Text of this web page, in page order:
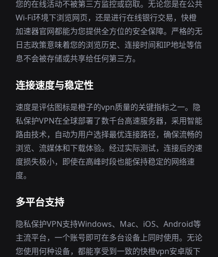
您的在线活动不被第三方监控或窃取。无论您是在公共
Wi-Fi环境下浏览网页，还是进行在线银行交易，快橙
加速器官网都能为您提供全方位的安全保障。严格的无
日志政策意味着您的浏览历史、连接时间和IP地址等信
息不会被存储或共享给任何第三方。
连接速度与稳定性
速度是评估图标是橙子的vpn质量的关键指标之一。隐
私保护VPN在全球部署了数千台高速服务器，采用智能
路由技术，自动为用户选择最优连接路径，确保流畅的
浏览、流媒体和下载体验。经过实际测试，连接后的速
度损失极小，即使在高峰时段也能保持稳定的网络速
度。
多平台支持
隐私保护VPN支持Windows、Mac、iOS、Android等
主流平台，一个账号即可在多台设备上同时使用。无论
您使用何种设备，都能享受到一致的快橙vpn安卓版下